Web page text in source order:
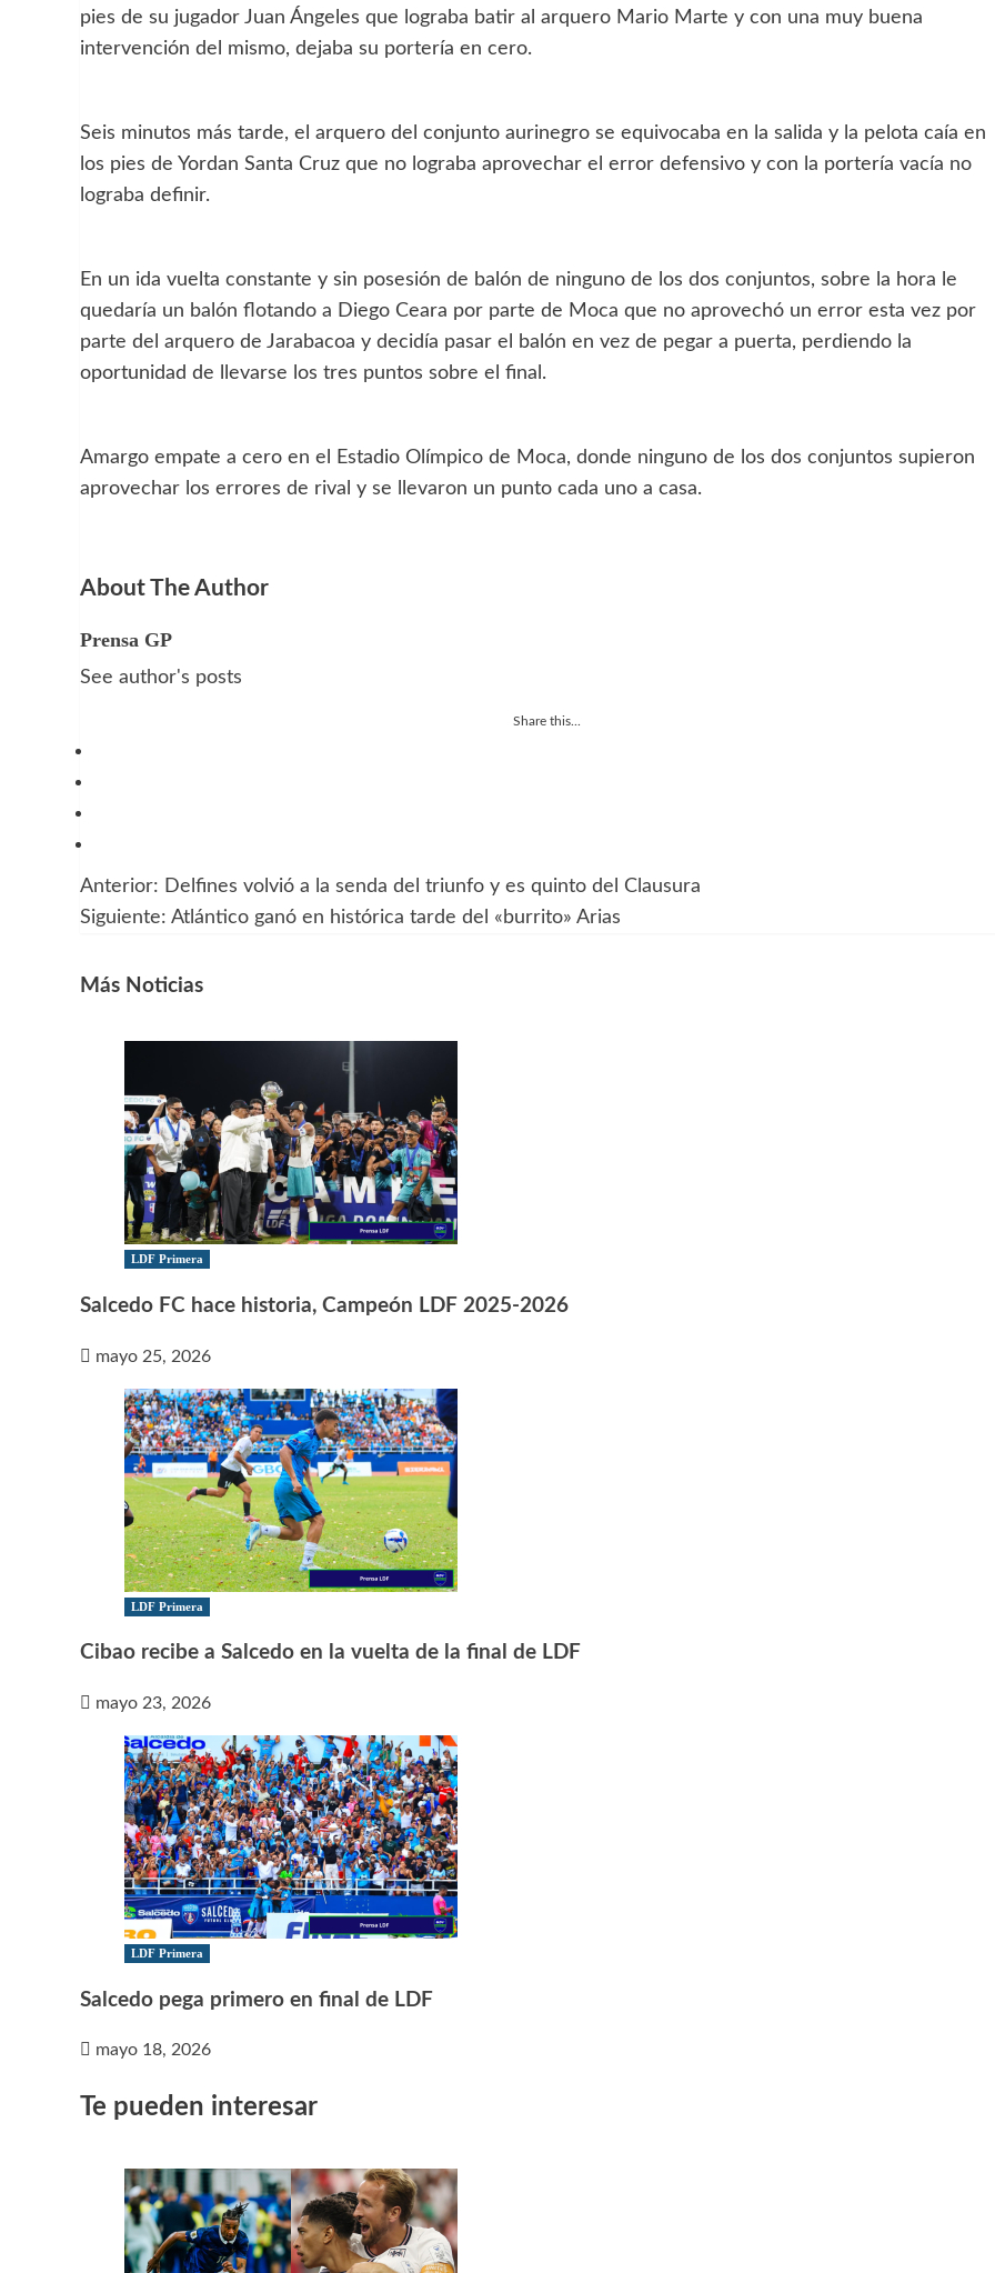
pies de su jugador Juan Ángeles que lograba batir al arquero Mario Marte y con una muy buena
intervención del mismo, dejaba su portería en cero.
Seis minutos más tarde, el arquero del conjunto aurinegro se equivocaba en la salida y la pelota caía en
los pies de Yordan Santa Cruz que no lograba aprovechar el error defensivo y con la portería vacía no
lograba definir.
En un ida vuelta constante y sin posesión de balón de ninguno de los dos conjuntos, sobre la hora le
quedaría un balón flotando a Diego Ceara por parte de Moca que no aprovechó un error esta vez por
parte del arquero de Jarabacoa y decidía pasar el balón en vez de pegar a puerta, perdiendo la
oportunidad de llevarse los tres puntos sobre el final.
Amargo empate a cero en el Estadio Olímpico de Moca, donde ninguno de los dos conjuntos supieron
aprovechar los errores de rival y se llevaron un punto cada uno a casa.
About The Author
Prensa GP
See author's posts
Share this...
Navegación
entradas
Anterior: Delfines volvió a la senda del triunfo y es quinto del Clausura
Siguiente: Atlántico ganó en histórica tarde del «burrito» Arias
Más Noticias
LDF Primera
Salcedo FC hace historia, Campeón LDF 2025-2026
mayo 25, 2026
LDF Primera
Cibao recibe a Salcedo en la vuelta de la final de LDF
mayo 23, 2026
LDF Primera
Salcedo pega primero en final de LDF
mayo 18, 2026
Te pueden interesar